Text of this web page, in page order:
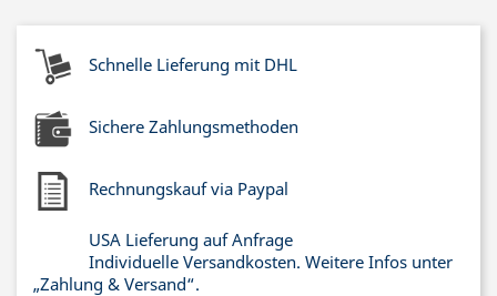
Schnelle Lieferung mit DHL
Sichere Zahlungsmethoden
Rechnungskauf via Paypal
USA Lieferung auf Anfrage
Individuelle Versandkosten. Weitere Infos unter
„Zahlung & Versand“.